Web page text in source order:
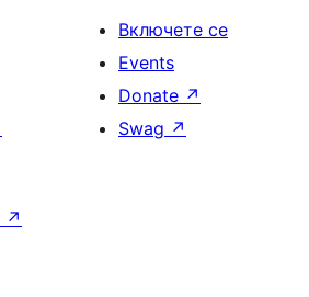
Включете се
Events
Donate ↗
Swag ↗
↗